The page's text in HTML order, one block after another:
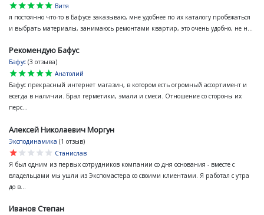
star
star
star
star
star
Витя
я постоянно что-то в Бафусе заказываю, мне удобнее по их каталогу пробежаться
и выбрать материалы, занимаюсь ремонтами квартир, это очень удобно, не н...
Рекомендую Бафус
Бафус (3 отзыва)
star
star
star
star
star
Анатолий
Бафус прекрасный интернет магазин, в котором есть огромный ассортимент и
всегда в наличии. Брал герметики, эмали и смеси. Отношение со стороны их
перс...
Алексей Николаевич Моргун
Эксподинамика (1 отзыв)
star
star
star
star
star
Станислав
Я был одним из первых сотрудников компании со дня основания - вместе с
владельцами мы ушли из Экспомастера со своими клиентами. Я работал с утра
до в...
Иванов Степан